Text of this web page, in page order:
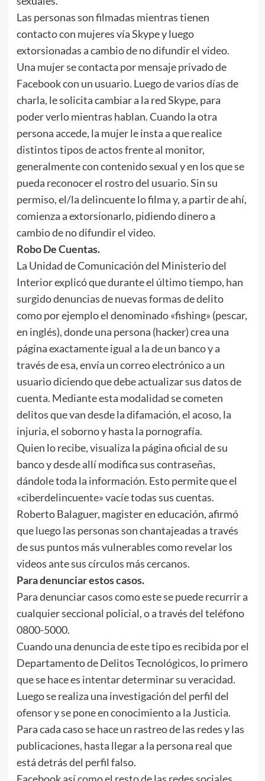
Las personas son filmadas mientras tienen
contacto con mujeres vía Skype y luego
extorsionadas a cambio de no difundir el video.
Una mujer se contacta por mensaje privado de
Facebook con un usuario. Luego de varios días de
charla, le solicita cambiar a la red Skype, para
poder verlo mientras hablan. Cuando la otra
persona accede, la mujer le insta a que realice
distintos tipos de actos frente al monitor,
generalmente con contenido sexual y en los que se
pueda reconocer el rostro del usuario. Sin su
permiso, el/la delincuente lo filma y, a partir de ahí,
comienza a extorsionarlo, pidiendo dinero a
cambio de no difundir el video.
Robo De Cuentas.
La Unidad de Comunicación del Ministerio del
Interior explicó que durante el último tiempo, han
surgido denuncias de nuevas formas de delito
como por ejemplo el denominado «fishing» (pescar,
en inglés), donde una persona (hacker) crea una
página exactamente igual a la de un banco y a
través de esa, envía un correo electrónico a un
usuario diciendo que debe actualizar sus datos de
cuenta. Mediante esta modalidad se cometen
delitos que van desde la difamación, el acoso, la
injuria, el soborno y hasta la pornografía.
Quien lo recibe, visualiza la página oficial de su
banco y desde allí modifica sus contraseñas,
dándole toda la información. Esto permite que el
«ciberdelincuente» vacíe todas sus cuentas.
Roberto Balaguer, magister en educación, afirmó
que luego las personas son chantajeadas a través
de sus puntos más vulnerables como revelar los
videos ante sus círculos más cercanos.
Para denunciar estos casos.
Para denunciar casos como este se puede recurrir a
cualquier seccional policial, o a través del teléfono
0800-5000.
Cuando una denuncia de este tipo es recibida por el
Departamento de Delitos Tecnológicos, lo primero
que se hace es intentar determinar su veracidad.
Luego se realiza una investigación del perfil del
ofensor y se pone en conocimiento a la Justicia.
Para cada caso se hace un rastreo de las redes y las
publicaciones, hasta llegar a la persona real que
está detrás del perfil falso.